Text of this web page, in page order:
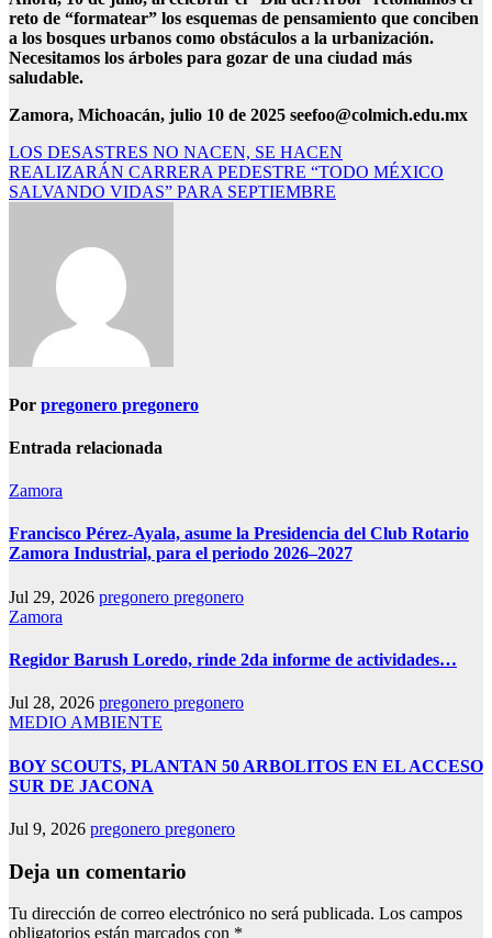
reto de “formatear” los esquemas de pensamiento que conciben
a los bosques urbanos como obstáculos a la urbanización.
Necesitamos los árboles para gozar de una ciudad más
saludable.
Zamora, Michoacán, julio 10 de 2025 seefoo@colmich.edu.mx
Navegación
de
LOS DESASTRES NO NACEN, SE HACEN
REALIZARÁN CARRERA PEDESTRE “TODO MÉXICO
SALVANDO VIDAS” PARA SEPTIEMBRE
Por pregonero pregonero
Entrada relacionada
Zamora
Francisco Pérez-Ayala, asume la Presidencia del Club Rotario
Zamora Industrial, para el periodo 2026–2027
Jul 29, 2026 pregonero pregonero
Zamora
Regidor Barush Loredo, rinde 2da informe de actividades…
Jul 28, 2026 pregonero pregonero
MEDIO AMBIENTE
BOY SCOUTS, PLANTAN 50 ARBOLITOS EN EL ACCESO
SUR DE JACONA
Jul 9, 2026 pregonero pregonero
Deja un comentario
Tu dirección de correo electrónico no será publicada. Los campos
obligatorios están marcados con *